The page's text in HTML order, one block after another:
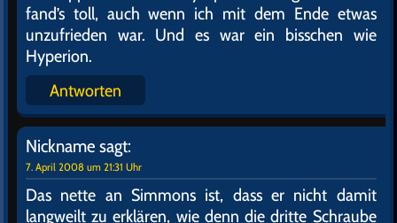
fand’s toll, auch wenn ich mit dem Ende etwas
unzufrieden war. Und es war ein bisschen wie
Hyperion.
Antworten
Nickname sagt:
7. April 2008 um 21:31 Uhr
Das nette an Simmons ist, dass er nicht damit
langweilt zu erklären, wie denn die dritte Schraube